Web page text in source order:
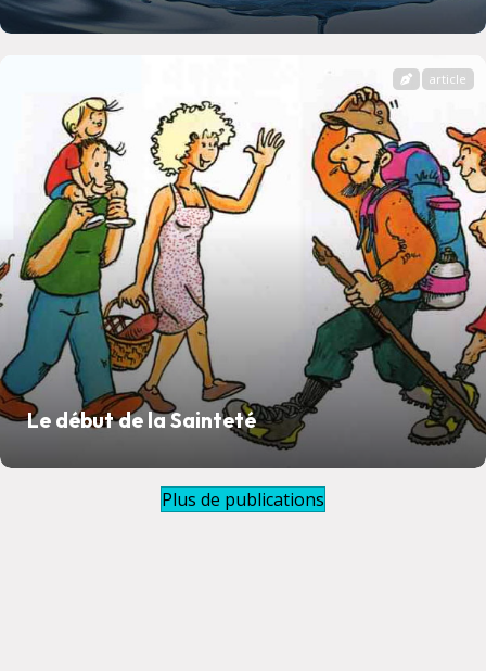
Le début de la Sainteté
article
Plus de publications